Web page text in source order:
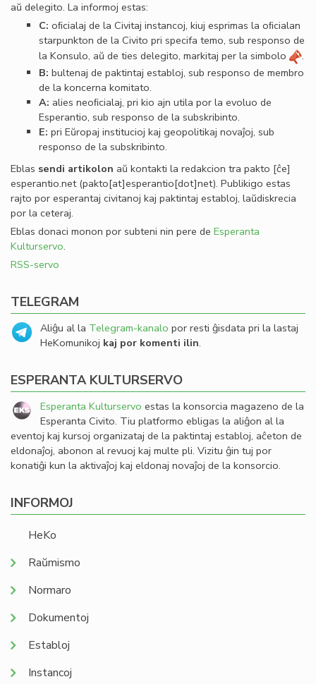
aŭ delegito. La informoj estas:
C: oﬁcialaj de la Civitaj instancoj, kiuj esprimas la oﬁcialan
starpunkton de la Civito pri specifa temo, sub responso de
la Konsulo, aŭ de ties delegito, markitaj per la simbolo
.
B: bultenaj de paktintaj establoj, sub responso de membro
de la koncerna komitato.
A: alies neoﬁcialaj, pri kio ajn utila por la evoluo de
Esperantio, sub responso de la subskribinto.
E: pri Eŭropaj institucioj kaj geopolitikaj novaĵoj, sub
responso de la subskribinto.
Eblas sendi artikolon aŭ kontakti la redakcion tra pakto [ĉe]
esperantio.net(pakto[at]esperantio[dot]net). Publikigo estas
rajto por esperantaj civitanoj kaj paktintaj establoj, laŭdiskrecia
por la ceteraj.
Eblas donaci monon por subteni nin pere de Esperanta
Kulturservo.
RSS-servo
TELEGRAM
Aliĝu al la Telegram-kanalo por resti ĝisdata pri la lastaj
HeKomunikoj kaj por komenti ilin.
ESPERANTA KULTURSERVO
Esperanta Kulturservo estas la konsorcia magazeno de la
Esperanta Civito. Tiu platformo ebligas la aliĝon al la
eventoj kaj kursoj organizataj de la paktintaj establoj, aĉeton de
eldonaĵoj, abonon al revuoj kaj multe pli. Vizitu ĝin tuj por
konatiĝi kun la aktivaĵoj kaj eldonaj novaĵoj de la konsorcio.
INFORMOJ
HeKo
Raŭmismo
Normaro
Dokumentoj
Establoj
Instancoj